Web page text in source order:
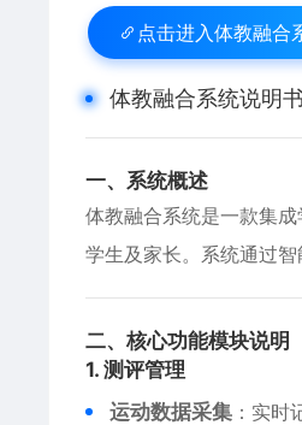
点击进入 体教融合
体教融合系统说明书
​一、系统概述​
体教融合系统是一款集
学生及家长。系统通过智
​二、核心功能模块说明​
​1. 测评管理​
​运动数据采集​ ：实时